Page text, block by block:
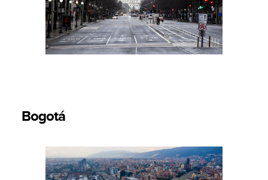
Bogotá